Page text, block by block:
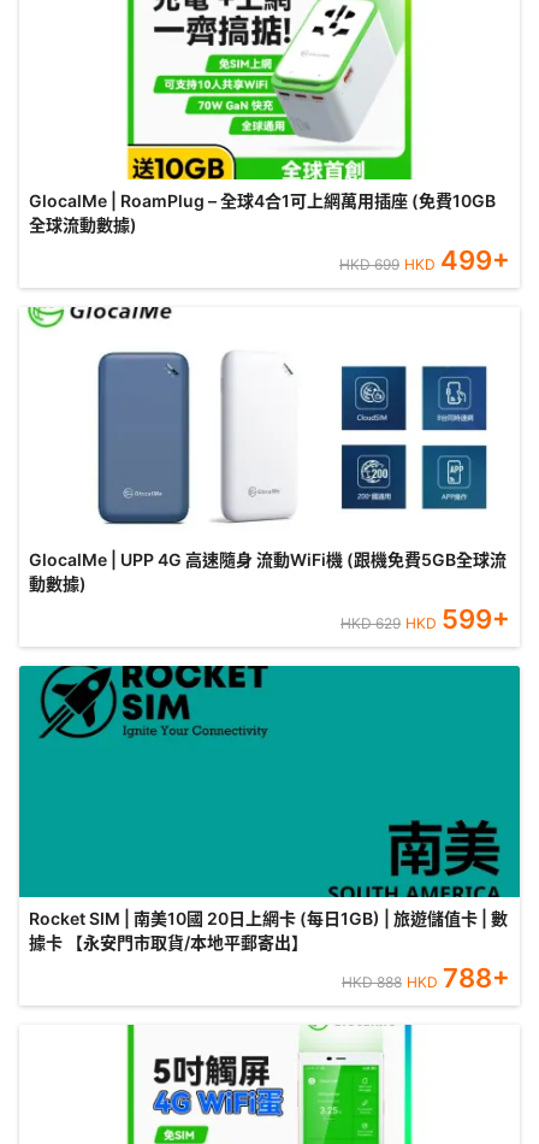
GlocalMe | RoamPlug – 全球4合1可上網萬用插座 (免費10GB
全球流動數據)
HKD699 HKD 499+
GlocalMe | UPP 4G 高速隨身 流動WiFi機 (跟機免費5GB全球流
動數據)
HKD629 HKD 599+
Rocket SIM | 南美10國 20日上網卡 (每日1GB) | 旅遊儲值卡 | 數
據卡 【永安門市取貨/本地平郵寄出】
HKD888 HKD 788+